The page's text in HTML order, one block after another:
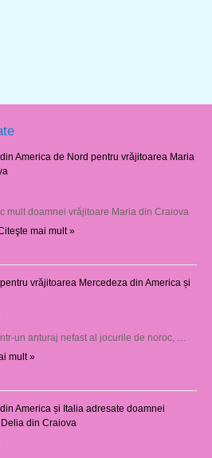
America de Nord pentru vrăjitoarea Maria
mult doamnei vrăjitoare Maria din Craiova
mai mult »
vrăjitoarea Mercedeza din America și
un anturaj nefast al jocurile de noroc, …
mult »
America și Italia adresate doamnei
din Craiova